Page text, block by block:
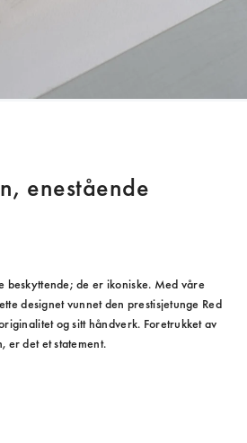
enestående
beskyttende; de er ikoniske. Med våre
designet vunnet den prestisjetunge Red
og sitt håndverk. Foretrukket av
er det et statement.